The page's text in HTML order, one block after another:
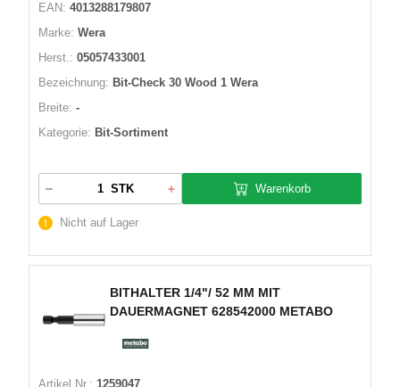
EAN: 4013288179807
Marke: Wera
Herst.: 05057433001
Bezeichnung: Bit-Check 30 Wood 1 Wera
Breite: -
Kategorie: Bit-Sortiment
STK Warenkorb
Nicht auf Lager
BITHALTER 1/4"/ 52 MM MIT
DAUERMAGNET 628542000 METABO
Artikel Nr.: 1259047